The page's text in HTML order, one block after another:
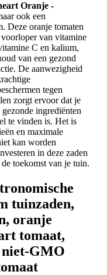
Oranje -
ook een
Deze oranje tomaten
voorloper van vitamine
C en kalium,
van een gezond
De aanwezigheid
tegen
zorgt ervoor dat je
ingrediënten
te vinden is. Het is
en maximale
kan worden
in deze zaden
toekomst van je tuin.
tuinzaden,
oranje
tomaat,
niet-GMO